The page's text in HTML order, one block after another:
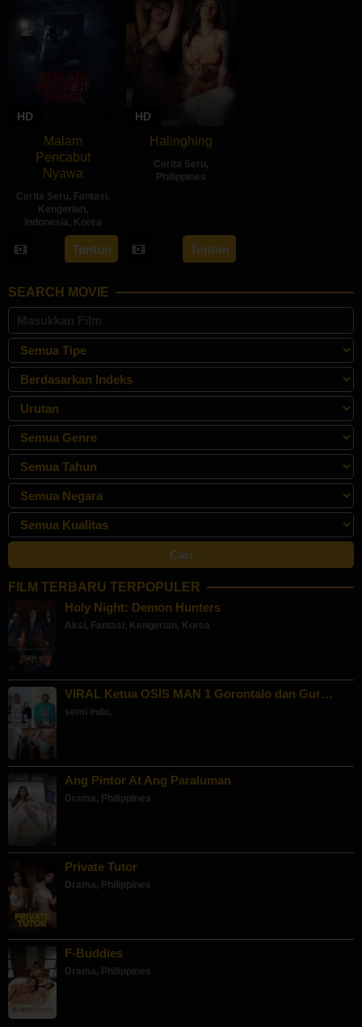
HD
Malam
Pencabut
Nyawa
Cerita Seru, Fantasi,
Kengerian,
Indonesia, Korea
22
May
Sidharta
Tata
Tonton
HD
Halinghing
Cerita Seru,
Philippines
2024
Tonton
SEARCH MOVIE
FILM TERBARU TERPOPULER
Holy Night: Demon Hunters
Aksi, Fantasi, Kengerian, Korea
VIRAL Ketua OSIS MAN 1 Gorontalo dan Gur…
semi indo,
Ang Pintor At Ang Paraluman
Drama, Philippines
Private Tutor
Drama, Philippines
F-Buddies
Drama, Philippines